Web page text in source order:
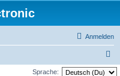
Anmelden
u
Sprache: